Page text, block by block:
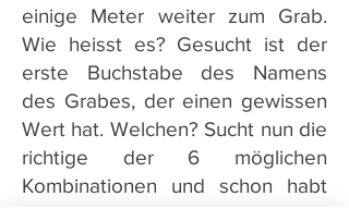
einige Meter weiter zum Grab.
Wie heisst es? Gesucht ist der
erste Buchstabe des Namens
des Grabes, der einen gewissen
Wert hat. Welchen? Sucht nun die
richtige der 6 möglichen
Kombinationen und schon habt